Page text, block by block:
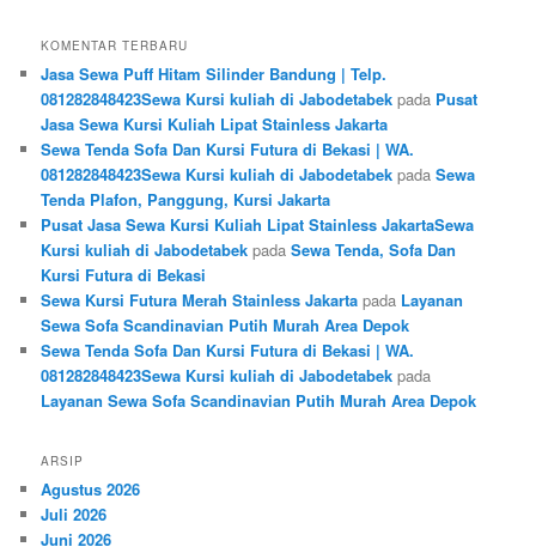
KOMENTAR TERBARU
Jasa Sewa Puff Hitam Silinder Bandung | Telp.
081282848423Sewa Kursi kuliah di Jabodetabek pada Pusat
Jasa Sewa Kursi Kuliah Lipat Stainless Jakarta
Sewa Tenda Sofa Dan Kursi Futura di Bekasi | WA.
081282848423Sewa Kursi kuliah di Jabodetabek padaSewa
Tenda Plafon, Panggung, Kursi Jakarta
Pusat Jasa Sewa Kursi Kuliah Lipat Stainless JakartaSewa
Kursi kuliah di Jabodetabek padaSewa Tenda, Sofa Dan
Kursi Futura di Bekasi
Sewa Kursi Futura Merah Stainless Jakarta pada Layanan
Sewa Sofa Scandinavian Putih Murah Area Depok
Sewa Tenda Sofa Dan Kursi Futura di Bekasi | WA.
081282848423Sewa Kursi kuliah di Jabodetabek pada
Layanan Sewa Sofa Scandinavian Putih Murah Area Depok
ARSIP
Agustus 2026
Juli 2026
Juni 2026